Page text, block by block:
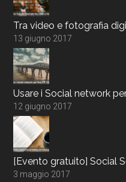
Tra video e fotografia
13 giugno 2017
Usare i Social network
12 giugno 2017
[Evento gratuito] Social
3 maggio 2017